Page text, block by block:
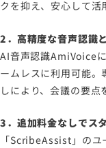
クを抑え、安心して活
2．高精度な音声認識
AI音声認識AmiVoice
ームレスに利用可能。
しにより、会議の要点
3．追加料金なしでス
「ScribeAssist」の